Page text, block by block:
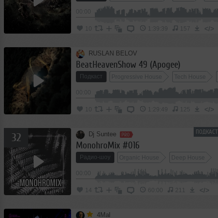
1:39:39 157 </>
RUSLAN BELOV
BeatHeavenShow 49 (Apogee)
Подкаст Progressive House Tech House
1:29:49 125 </>
32 Dj Suntee
MonohroMix #016
Радио-шоу Organic House Deep House
60:00 211 </>
4Mal